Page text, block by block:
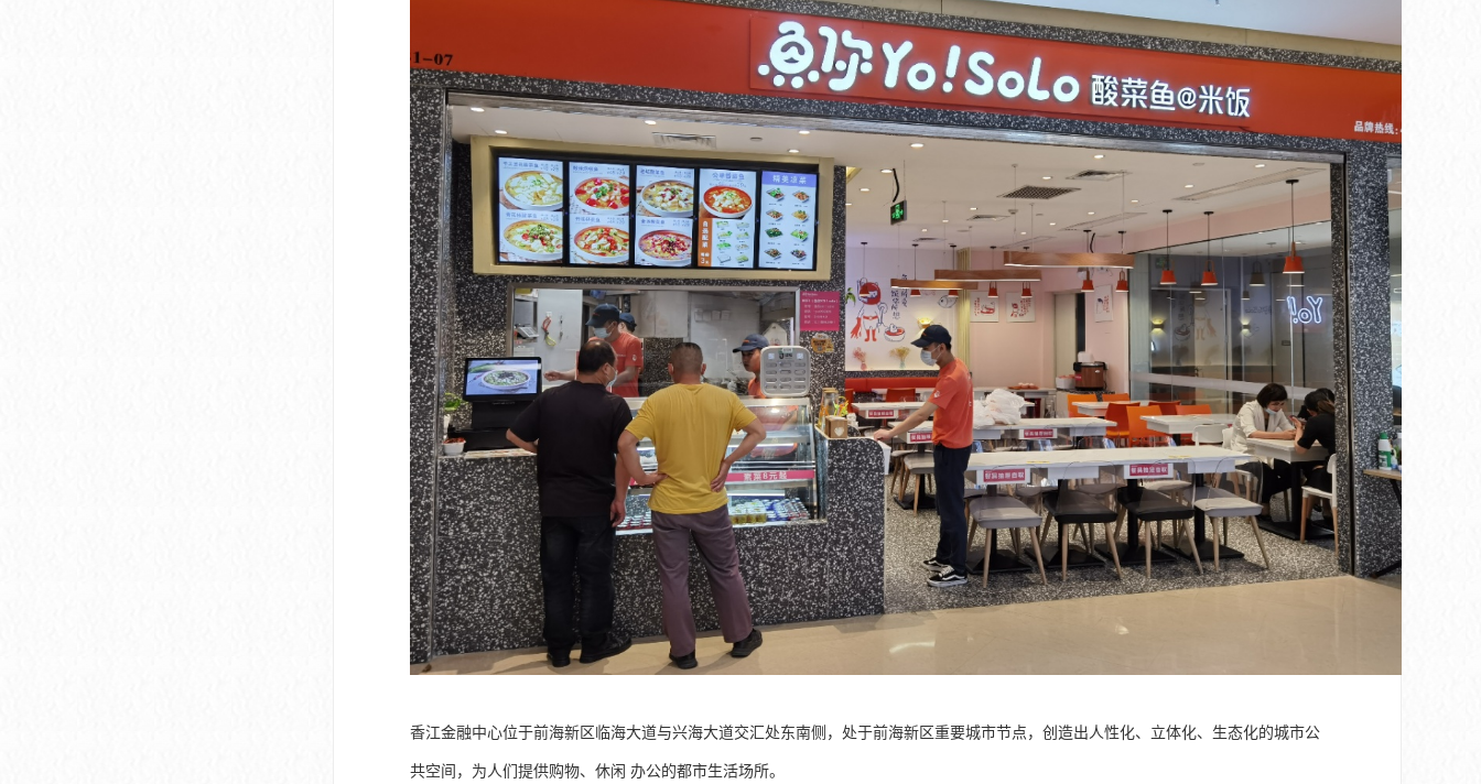
香江金融中心位于前海新区临海大道与兴海大道交汇处东南侧，处于前海新区重要城市节点，创造出人性化、立体化、生态化的城市公
共空间，为人们提供购物、休闲 办公的都市生活场所。